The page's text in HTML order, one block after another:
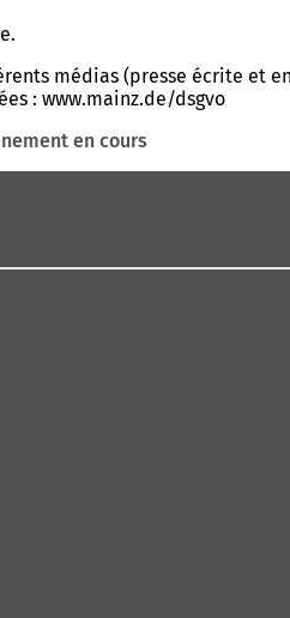
médias (presse écrite et
: www.mainz.de/dsgvo
en cours